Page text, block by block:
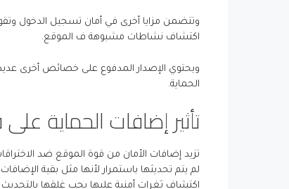
وتتضمن مزايا أخرى في أمان تسجيل الدخول
اكتشاف نشاطات مشبوهة ف الموقع.
ويحتوي الإصدار المدفوع على خصائص أخرى
الحماية.
تأثير إضافات الحماية
تزيد إضافات الأمان من قوة الموقع ضد
لم يتم تحديثها باستمرار لأنها مثل بقية
اكتشاف ثغرات أمنية عليها يجب غلقها